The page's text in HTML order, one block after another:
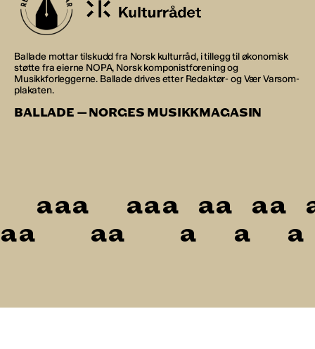
Ballade mottar tilskudd fra Norsk kulturråd, i tillegg til økonomisk
støtte fra eierne NOPA, Norsk komponistforening og
Musikkforleggerne. Ballade drives etter Redaktør- og Vær Varsom-
plakaten.
BALLADE — NORGES MUSIKKMAGASIN
a
a
a
a
a